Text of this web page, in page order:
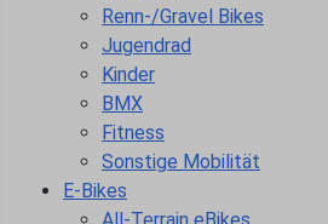
Renn-/Gravel Bikes
Jugendrad
Kinder
BMX
Fitness
Sonstige Mobilität
E-Bikes